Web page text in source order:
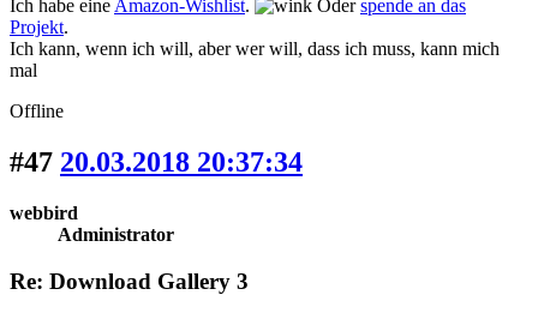
Ich habe eine Amazon-Wishlist. Oderspende an das
Projekt.
Ich kann, wenn ich will, aber wer will, dass ich muss, kann mich
mal
Offline
#47 20.03.2018 20:37:34
webbird
Administrator
Re: Download Gallery 3